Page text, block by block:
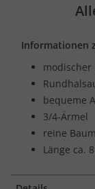
Informationen
modischer
bequeme
3/4-Ärmel
reine
Länge ca.